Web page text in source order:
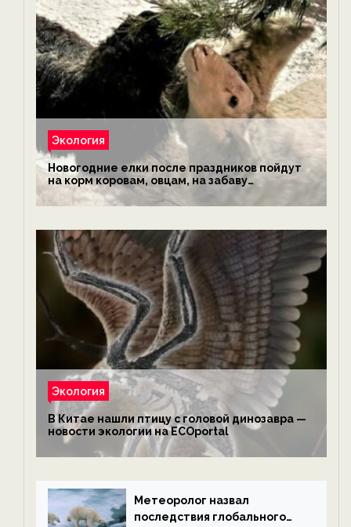
Экология
Новогодние елки после праздников пойдут
на корм коровам, овцам, на забаву
обезьянам, львам и леопардам — новости
экологии на ECOportal
Экология
В Китае нашли птицу с головой динозавра —
новости экологии на ECOportal
Метеоролог назвал
последствия глобального